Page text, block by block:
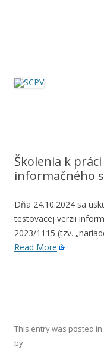
Školenia k
informačného
Dňa 24.10.2024 sa
testovacej verzii
2023/1115 (tzv.
Read More
This entry was posted in
by .